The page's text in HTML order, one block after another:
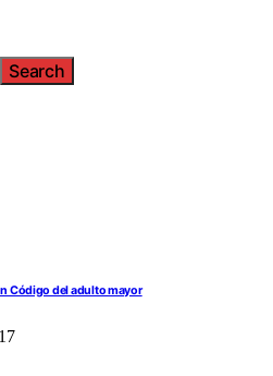
Search
Código del adulto mayor